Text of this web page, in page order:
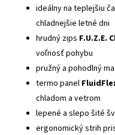
ideálny na teplejšiu
chladnejšie letné dni
hrudný zips F.U.Z.E.
voľnosť pohybu
pružný a pohodlný
termo panel
chladom a vetrom
lepené a slepo šité
ergonomický strih